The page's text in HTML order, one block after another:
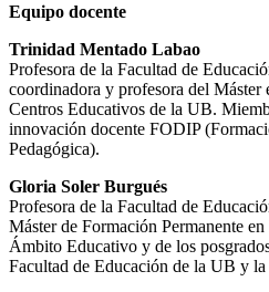
Equipo docente
Trinidad Mentado Labao
Profesora de la Facultad de
coordinadora y profesora del
Centros Educativos de la UB.
innovación docente FODIP
Pedagógica).
Gloria Soler Burgués
Profesora de la Facultad de
Máster de Formación Permanente
Ámbito Educativo y de los
Facultad de Educación de la UB y